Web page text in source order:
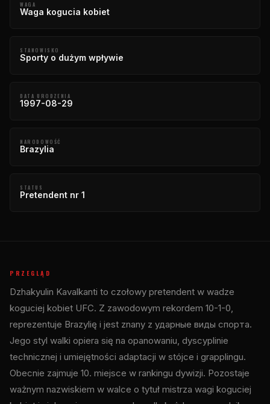
WAGA
Waga kogucia kobiet
STANOWISKO
Sporty o dużym wpływie
DATA URODZENIA
1997-08-29
NARODOWOŚĆ
Brazylia
STATUS
Pretendent nr 1
PRZEGLĄD
Dzhakyulin Kavalkanti to czołowy pretendent w wadze
koguciej kobiet UFC. Z zawodowym rekordem 10-1-0,
reprezentuje Brazylię i jest znany z ударные виды спорта.
Jego styl walki opiera się na opanowaniu, dyscyplinie
technicznej i umiejętności adaptacji w stójce i grapplingu.
Obecnie zajmuje 10. miejsce w rankingu dywizji. Pozostaje
ważnym nazwiskiem w walce o tytuł mistrza wagi koguciej